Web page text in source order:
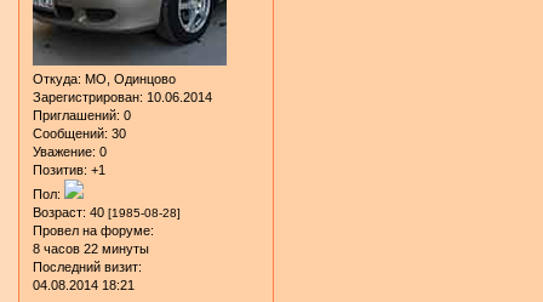
Откуда: МО, Одинцово
Зарегистрирован: 10.06.2014
Приглашений: 0
Сообщений: 30
Уважение: 0
Позитив: +1
Пол:
Возраст: 40 [1985-08-28]
Провел на форуме:
8 часов 22 минуты
Последний визит:
04.08.2014 18:21